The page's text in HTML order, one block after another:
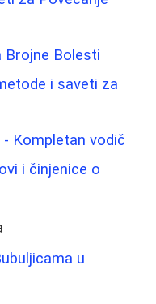
Brojne Bolesti
i saveti za
Kompletan vodič
i činjenice o
u